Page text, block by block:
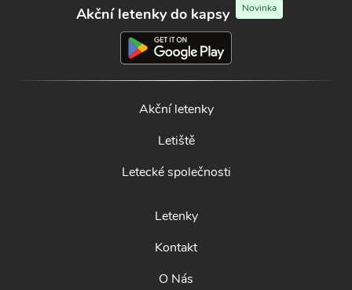
Akční letenky do kapsy Novinka
Akční letenky
Letiště
Letecké společnosti
Letenky
Kontakt
O Nás